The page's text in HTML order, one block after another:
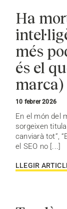
Ha
més
és el
marca)
10 febrer 2026
En el món del
sorgeixen
canviarà tot”,
el SEO no [...]
LLEGIR